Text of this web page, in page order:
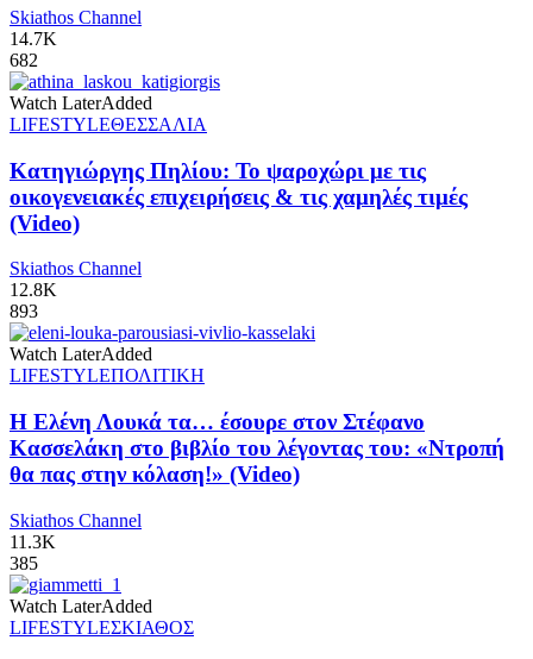
Skiathos Channel
14.7K
682
Watch LaterAdded
LIFESTYLEΘΕΣΣΑΛΙΑ
Κατηγιώργης Πηλίου: Το ψαροχώρι με τις
οικογενειακές επιχειρήσεις & τις χαμηλές τιμές
(Video)
Skiathos Channel
12.8K
893
Watch LaterAdded
LIFESTYLEΠΟΛΙΤΙΚΗ
Η Ελένη Λουκά τα… έσουρε στον Στέφανο
Κασσελάκη στο βιβλίο του λέγοντας του: «Ντροπή
θα πας στην κόλαση!» (Video)
Skiathos Channel
11.3K
385
Watch LaterAdded
LIFESTYLEΣΚΙΑΘΟΣ